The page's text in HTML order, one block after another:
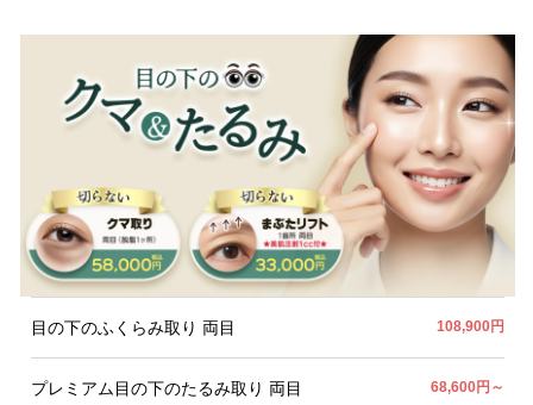
目の下のふくらみ取り 両目 108,900円
プレミアム目の下のたるみ取り 両目 68,600円～